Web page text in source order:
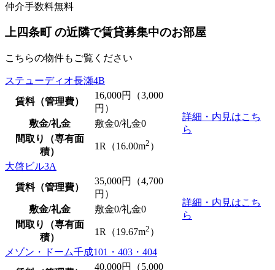
仲介手数料無料
上四条町 の近隣で賃貸募集中のお部屋
こちらの物件もご覧ください
ステューディオ長瀬4B
賃料（管理費）
16,000円（3,000
円）
詳細・内見はこち
ら
敷金/礼金 敷金0/礼金0
間取り（専有面
積）
1R（16.00m2 ）
大啓ビル3A
賃料（管理費）
35,000円（4,700
円）
詳細・内見はこち
ら
敷金/礼金 敷金0/礼金0
間取り（専有面
積）
1R（19.67m2 ）
メゾン・ドーム千成101・403・404
40,000円（5,000